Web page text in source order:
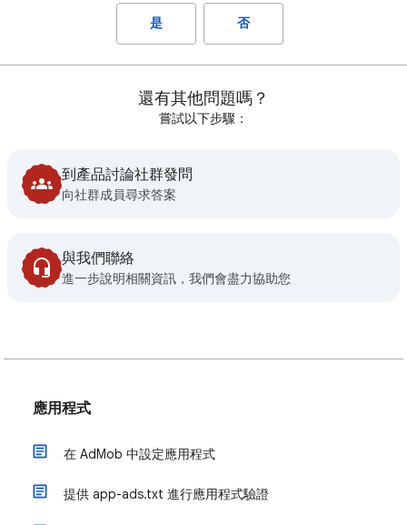
是 否
還有其他問題嗎？
嘗試以下步驟：
到產品討論社群發問
向社群成員尋求答案
與我們聯絡
進一步說明相關資訊，我們會盡力協助您
應用程式
在 AdMob 中設定應用程式
提供 app-ads.txt 進行應用程式驗證